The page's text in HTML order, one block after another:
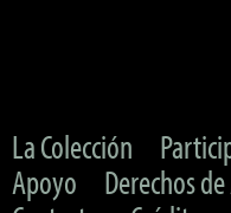
La Colección
Apoyo
Derechos